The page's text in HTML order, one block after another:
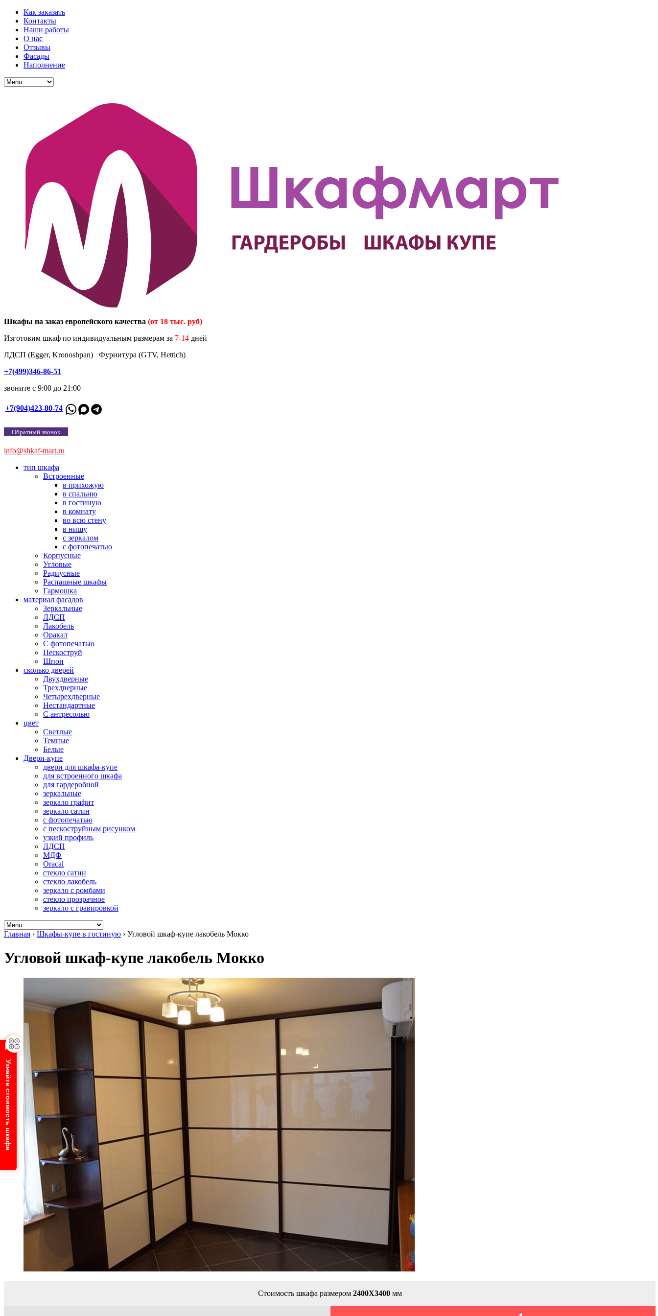
Как заказать
Контакты
Наши работы
О нас
Отзывы
Фасады
Наполнение
Шкафы на заказ европейского качества (от 18 тыс. руб)
Изготовим шкаф по индивидуальным размерам за 7-14 дней
ЛДСП (Egger, Kronoshpan) Фурнитура (GTV, Hettich)
+7(499)346-86-51
звоните с 9:00 до 21:00
+7(904)423-80-74
Обратный звонок
info@shkaf-mart.ru
тип шкафа
Встроенные
в прихожую
в спальню
в гостиную
в комнату
во всю стену
в нишу
с зеркалом
с фотопечатью
Корпусные
Угловые
Радиусные
Распашные шкафы
Гармошка
материал фасадов
Зеркальные
ЛДСП
Лакобель
Оракал
С фотопечатью
Пескоструй
Шпон
сколько дверей
Двухдверные
Трехдверные
Четырехдверные
Нестандартные
С антресолью
цвет
Светлые
Темные
Белые
Двери-купе
двери для шкафа-купе
для встроенного шкафа
для гардеробной
зеркальные
зеркало графит
зеркало сатин
с фотопечатью
с пескоструйным рисунком
узкий профиль
ЛДСП
МДФ
Oracal
стекло сатин
стекло лакобель
зеркало с ромбами
стекло прозрачное
зеркало с гравировкой
Главная › Шкафы-купе в гостиную › Угловой шкаф-купе лакобель Мокко
Угловой шкаф-купе лакобель Мокко
Стоимость шкафа размером 2400Х3400мм
Узнайте стоимость шкафа